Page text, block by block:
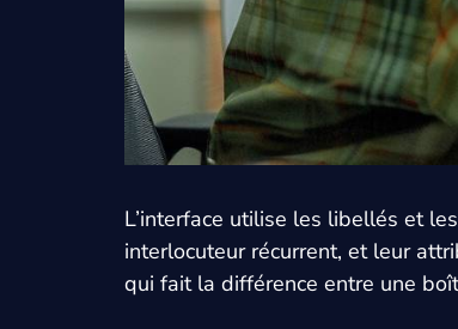
L’interface utilise les libellés et
interlocuteur récurrent, et leur
qui fait la différence entre une